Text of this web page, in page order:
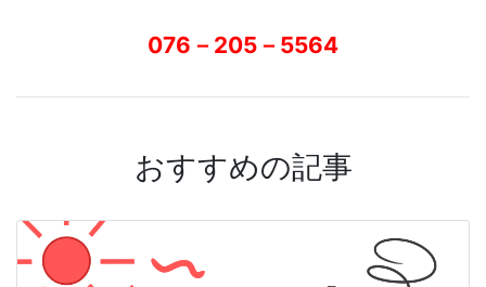
076－205－5564
おすすめの記事